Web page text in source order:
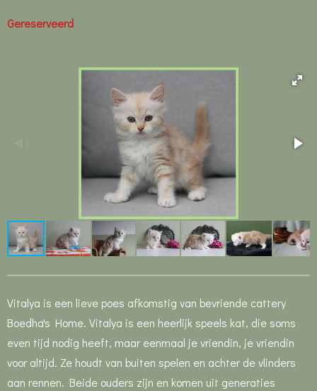
Gereserveerd
Vitalya is een lieve poes afkomstig van bevriende cattery
Boedha's Home. Vitalya is een heerlijk speels kat, die soms
even tijd nodig heeft, maar eenmaal je vriendin, je vriendin
voor altijd. Ze houdt van buiten spelen en achter de vlinders
aan rennen. Beide ouders zijn en komen uit generaties